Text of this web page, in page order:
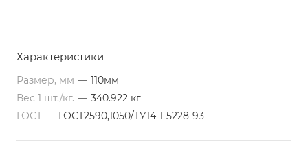
Характеристики
Размер, мм — 110мм
Вес 1 шт./кг. — 340.922 кг
ГОСТ — ГОСТ2590,1050/ТУ14-1-5228-93